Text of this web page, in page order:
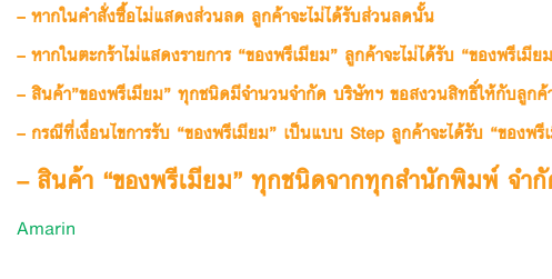
– หากในคำสั่งซื้อไม่แสดงส่วนลด ลูกค้าจะไม่ได้รับส่วนลดนั้น
– หากในตะกร้าไม่แสดงรายการ “ของพรีเมียม” ลูกค้าจะไม่ได้รับ “ของพรีเมี
– สินค้า”ของพรีเมียม” ทุกชนิดมีจำนวนจำกัด บริษัทฯ ขอสงวนสิทธิ์ให้กับลูกค้
– กรณีที่เงื่อนไขการรับ “ของพรีเมียม” เป็นแบบ Step ลูกค้าจะได้รับ “ของ
– สินค้า “ของพรีเมียม” ทุกชนิดจากทุกสำนักพิมพ์ จำ
Amarin